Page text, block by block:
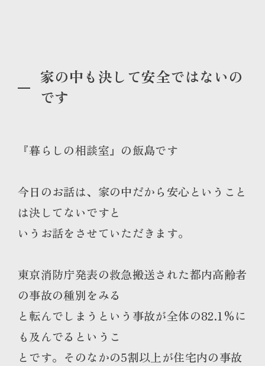
家の中も決して安全ではないの
です
『暮らしの相談室』の飯島です
今日のお話は、家の中だから安心ということ
は決してないですと
いうお話をさせていただきます。
東京消防庁発表の救急搬送された都内高齢者
の事故の種別をみる
と転んでしまうという事故が全体の82.1%に
も及んでるというこ
とです。そのなかの5割以上が住宅内の事故